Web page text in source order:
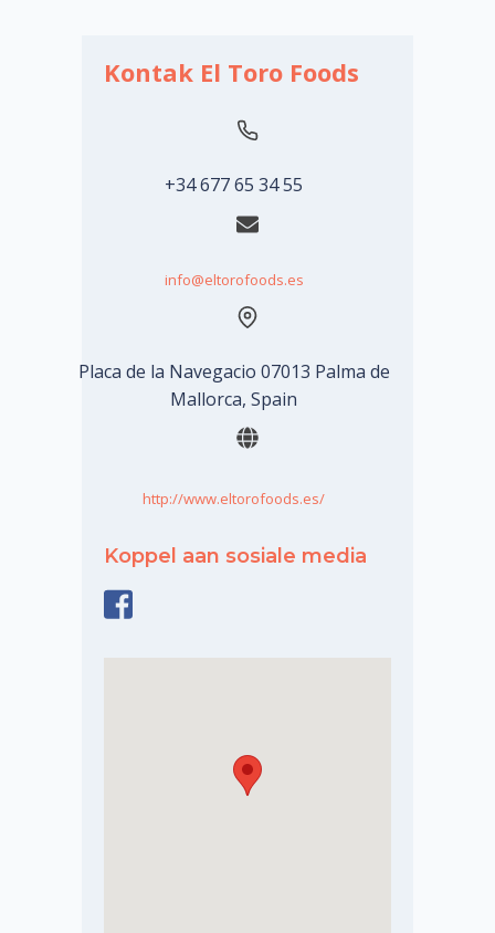
Kontak El Toro Foods
+34 677 65 34 55
info@eltorofoods.es
Placa de la Navegacio 07013 Palma de
Mallorca, Spain
http://www.eltorofoods.es/
Koppel aan sosiale media